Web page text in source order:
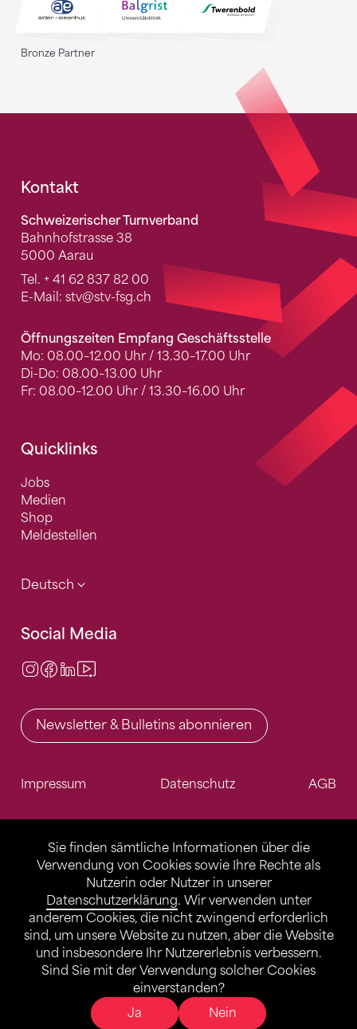
Sie finden sämtliche Informationen über die
Verwendung von Cookies sowie Ihre Rechte als
Nutzerin oder Nutzer in unserer
Datenschutzerklärung. Wir verwenden unter
anderem Cookies, die nicht zwingend erforderlich
sind, um unsere Website zu nutzen, aber die Website
und insbesondere Ihr Nutzererlebnis verbessern.
Sind Sie mit der Verwendung solcher Cookies
einverstanden?
Ja
Nein
Bronze Partner
Fusszeile
Kontakt
Schweizerischer Turnverband
Bahnhofstrasse 38
5000 Aarau
Tel. + 41 62 837 82 00
E-Mail: stv@stv-fsg.ch
Öffnungszeiten Empfang Geschäftsstelle
Mo: 08.00–12.00 Uhr / 13.30–17.00 Uhr
Di-Do: 08.00–13.00 Uhr
Fr: 08.00–12.00 Uhr / 13.30–16.00 Uhr
Quicklinks
Jobs
Medien
Shop
Meldestellen
Deutsch
Social Media
Instagram
Facebook
LinkedIn
Newsletter & Bulletins abonnieren
Impressum Datenschutz AGB